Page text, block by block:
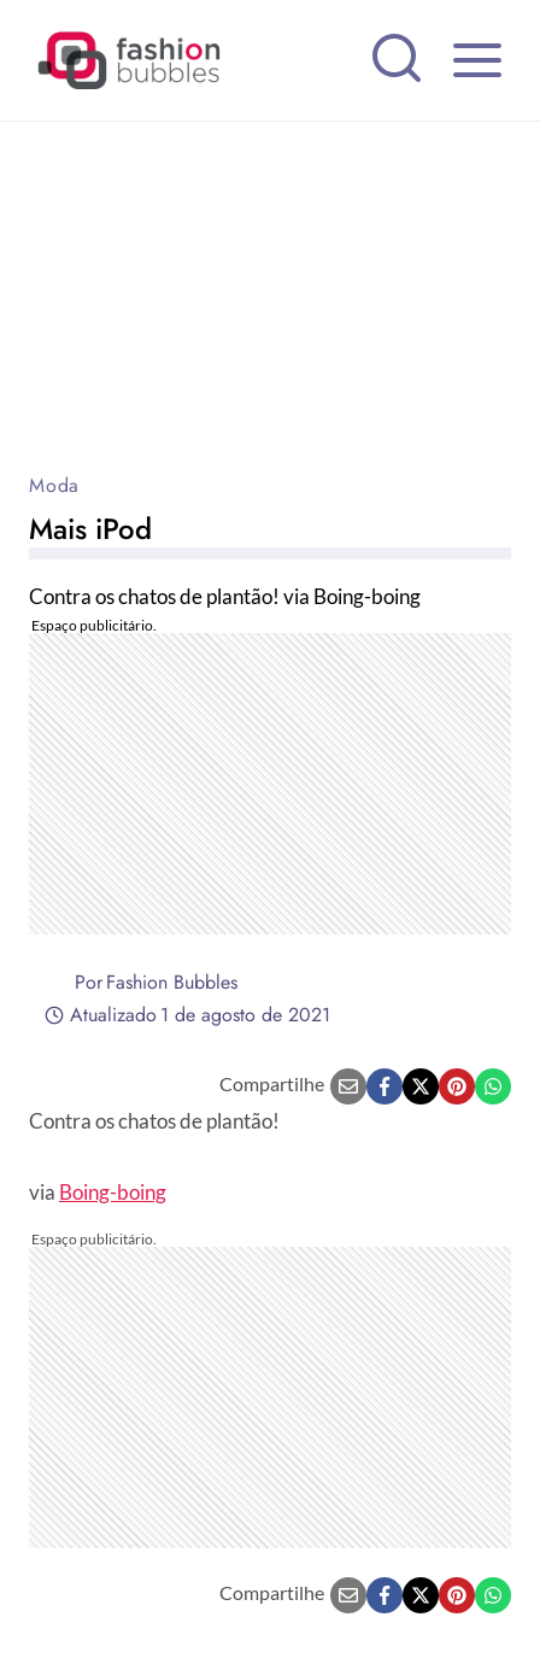
Moda
Mais iPod
Contra os chatos de plantão! via Boing-boing
PorFashion Bubbles
Atualizado1 de agosto de 2021
Compartilhe
Contra os chatos de plantão!
via Boing-boing
Compartilhe